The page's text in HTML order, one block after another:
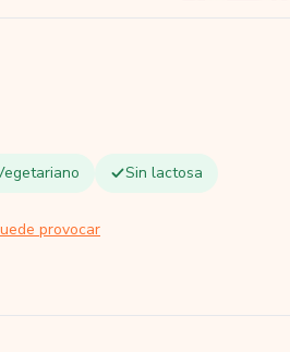
Sin lactosa
provocar